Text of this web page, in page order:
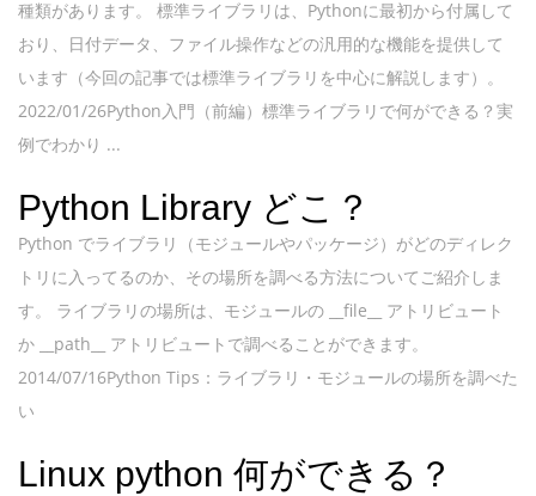
種類があります。 標準ライブラリは、Pythonに最初から付属して
おり、日付データ、ファイル操作などの汎用的な機能を提供して
います（今回の記事では標準ライブラリを中心に解説します）。
2022/01/26Python入門（前編）標準ライブラリで何ができる？実
例でわかり ...
Python Library どこ？
Python でライブラリ（モジュールやパッケージ）がどのディレク
トリに入ってるのか、その場所を調べる方法についてご紹介しま
す。 ライブラリの場所は、モジュールの __file__ アトリビュート
か __path__ アトリビュートで調べることができます。
2014/07/16Python Tips：ライブラリ・モジュールの場所を調べた
い
Linux python 何ができる？